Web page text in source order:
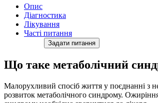
Опис
Діагностика
Лікування
Часті питання
Задати питання
Що таке метаболічний
Малорухливий спосіб життя у поєднанні з
розвиток метаболічного синдрому.